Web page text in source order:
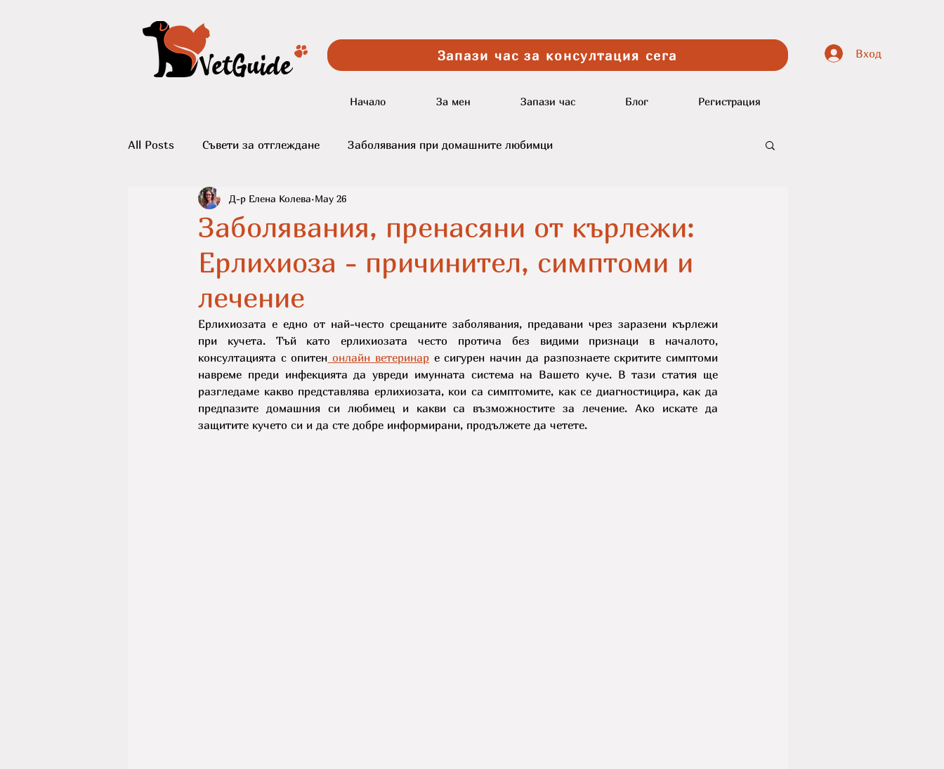
Вход
Запази час за консултация сега
Начало За мен Запази час Блог Регистрация
All Posts Съвети за отглеждане Заболявания при домашните любимци
Възпитание и поведенчески проблеми
Породи котки
Заболявания, пренасяни от кърлежи:
Ерлихиоза - причинител, симптоми и
лечение
Д-р Елена Колева May 26
Ерлихиозата е едно от най-често срещаните заболявания, предавани чрез заразени кърлежи
при кучета. Тъй като ерлихиозата често протича без видими признаци в началото,
консултацията с опитен онлайн ветеринар е сигурен начин да разпознаете скритите симптоми
навреме преди инфекцията да увреди имунната система на Вашето куче. В тази статия ще
разгледаме какво представлява ерлихиозата, кои са симптомите, как се диагностицира, как да
предпазите домашния си любимец и какви са възможностите за лечение. Ако искате да
защитите кучето си и да сте добре информирани, продължете да четете.